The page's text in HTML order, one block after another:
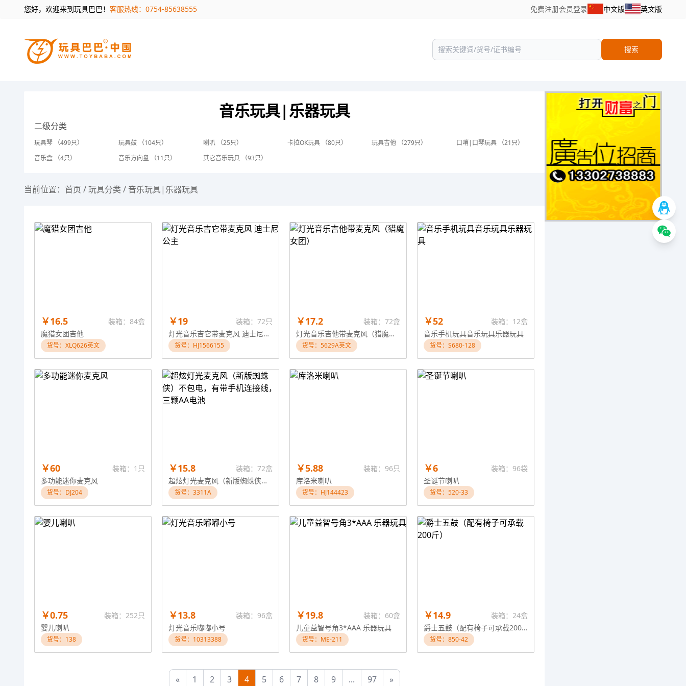
您好，欢迎来到玩具巴巴！ 客服热线：0754-85638555 免费注册会员登录 中文版 英文版
搜索
音乐玩具|乐器玩具
二级分类
玩具琴 （499只） 玩具鼓 （104只） 喇叭 （25只） 卡拉OK玩具 （80只） 玩具吉他 （279只）
口哨|口琴玩具 （21只）
音乐盒 （4只）
音乐方向盘 （11只） 其它音乐玩具 （93只）
当前位置： 首页 /玩具分类 / 音乐玩具|乐器玩具
￥16.5
装箱：84盒
魔猎女团吉他
货号：XLQ626英文
￥19
装箱：72只
灯光音乐吉它带麦克风 迪士尼公主
货号：HJ1566155
￥17.2
装箱：72盒
灯光音乐吉他带麦克风（猎魔女团）
货号：5629A英文
￥52
装箱：12盒
音乐手机玩具音乐玩具乐器玩具
货号：S680-128
￥60
装箱：1只
多功能迷你麦克风
货号：DJ204
￥15.8
装箱：72盒
超炫灯光麦克风（新版蜘蛛侠）不包电，有带手机连接线，三颗AA电池
货号：3311A
￥5.88
装箱：96只
库洛米喇叭
货号：HJ144423
￥6
装箱：96袋
圣诞节喇叭
货号：520-33
￥0.75
装箱：252只
婴儿喇叭
货号：138
￥13.8
装箱：96盒
灯光音乐嘟嘟小号
货号：10313388
￥19.8
装箱：60盒
儿童益智号角3*AAA 乐器玩具
货号：ME-211
￥14.9
装箱：24盒
爵士五鼓（配有椅子可承载200斤）
货号：850-42
« 1 2 3 4 5 6 7 8 9 ... 97 »